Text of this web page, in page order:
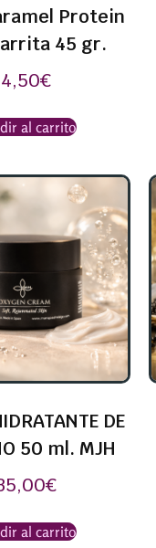
Protein
45 gr.
4,50€
al carrito
DE
50 ml. MJH
€
al carrito